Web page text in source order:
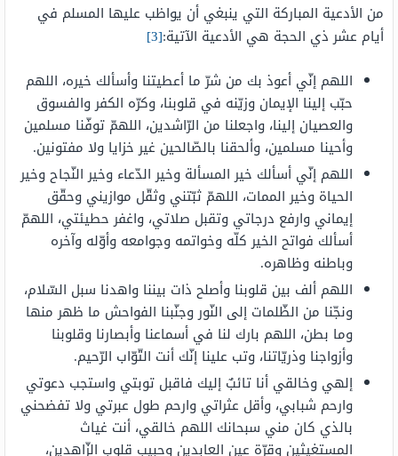
من الأدعية المباركة التي ينبغي أن يواظب عليها المسلم في
أيام عشر ذي الحجة هي الأدعية الآتية:[3]
اللهم إنّي أعوذ بك من شرّ ما أعطيتنا وأسألك خيره، اللهم
حبّب إلينا الإيمان وزيّنه في قلوبنا، وكرّه الكفر والفسوق
والعصيان إلينا، واجعلنا من الرّاشدين، اللهمّ توفّنا مسلمين
وأحينا مسلمين، وألحقنا بالصّالحين غير خزايا ولا مفتونين.
اللهم إنّي أسألك خير المسألة وخير الدّعاء وخير النّجاح وخير
الحياة وخير الممات، اللهمّ ثبّتني وثقّل موازيني وحقّق
إيماني وارفع درجاتي وتقبل صلاتي، واغفر حطيئتي، اللهمّ
أسألك فواتح الخير كلّه وخواتمه وجوامعه وأوّله وآخره
وباطنه وظاهره.
اللهم ألف بين قلوبنا وأصلح ذات بيننا واهدنا سبل السّلام،
ونجّنا من الظّلمات إلى النّور وجنّبنا الفواحش ما ظهر منها
وما بطن، اللهم بارك لنا في أسماعنا وأبصارنا وقلوبنا
وأزواجنا وذريّاتنا، وتب علينا إنّك أنت التّوّاب الرّحيم.
إلهي وخالقي أنا تائبٌ إليك فاقبل توبتي واستجب دعوتي
وارحم شبابي، وأقل عثراتي وارحم طول عبرتي ولا تفضحني
بالذي كان مني سبحانك اللهم خالقي، أنت غياث
المستغيثين وقرّة عين العابدين وحبيب قلوب الزّاهدين،